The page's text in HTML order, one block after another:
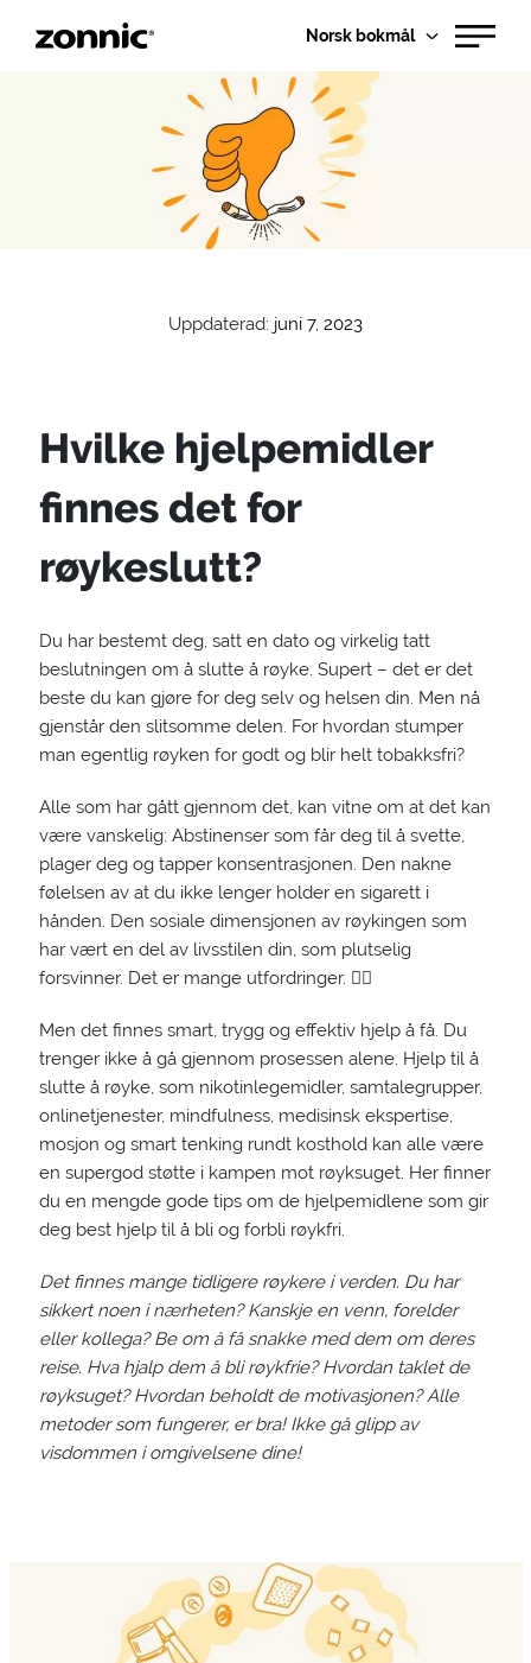
Norsk bokmål
Uppdaterad: juni 7, 2023
Hvilke hjelpemidler
finnes det for
røykeslutt?
Du har bestemt deg, satt en dato og virkelig tatt
beslutningen om å slutte å røyke. Supert – det er det
beste du kan gjøre for deg selv og helsen din. Men nå
gjenstår den slitsomme delen. For hvordan stumper
man egentlig røyken for godt og blir helt tobakksfri?
Alle som har gått gjennom det, kan vitne om at det kan
være vanskelig: Abstinenser som får deg til å svette,
plager deg og tapper konsentrasjonen. Den nakne
følelsen av at du ikke lenger holder en sigarett i
hånden. Den sosiale dimensjonen av røykingen som
har vært en del av livsstilen din, som plutselig
forsvinner. Det er mange utfordringer. 🧗‍♀️
Men det finnes smart, trygg og effektiv hjelp å få. Du
trenger ikke å gå gjennom prosessen alene. Hjelp til å
slutte å røyke, som nikotinlegemidler, samtalegrupper,
onlinetjenester, mindfulness, medisinsk ekspertise,
mosjon og smart tenking rundt kosthold kan alle være
en supergod støtte i kampen mot røyksuget. Her finner
du en mengde gode tips om de hjelpemidlene som gir
deg best hjelp til å bli og forbli røykfri.
Det finnes mange tidligere røykere i verden. Du har
sikkert noen i nærheten? Kanskje en venn, forelder
eller kollega? Be om å få snakke med dem om deres
reise. Hva hjalp dem å bli røykfrie? Hvordan taklet de
røyksuget? Hvordan beholdt de motivasjonen? Alle
metoder som fungerer, er bra! Ikke gå glipp av
visdommen i omgivelsene dine!